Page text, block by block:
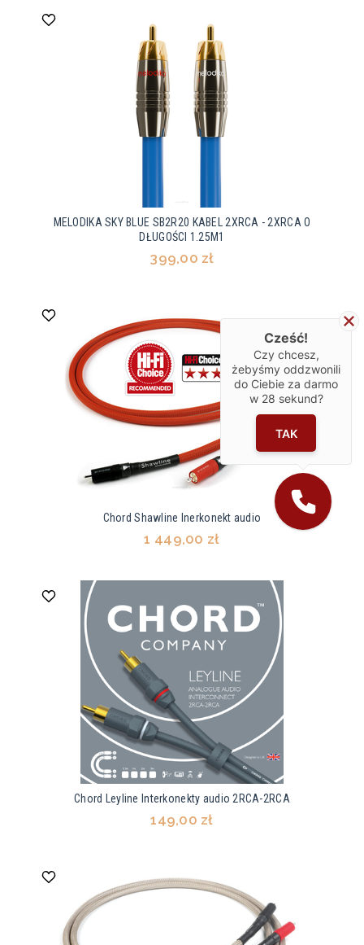
MELODIKA SKY BLUE SB2R20 KABEL 2XRCA - 2XRCA O
DŁUGOŚCI 1.25M1
399,00 zł
Chord Shawline Inerkonekt audio
1 449,00 zł
Chord Leyline Interkonekty audio 2RCA-2RCA
149,00 zł
Cześć!
Czy chcesz,
żebyśmy oddzwonili
do Ciebie za darmo
w 28 sekund?
TAK